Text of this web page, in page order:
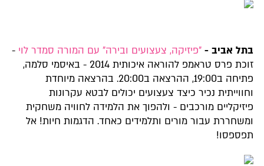
בתל אביב - "פיזיקה, צעצועים ובירה" עם המורה סמדר לוי -
זוכת פרס טראמפ להוראה איכותית 2014 - באיסמי סלמה,
פתיחה ב19:00, ההרצאה ב20:00. בהרצאה מיוחדת
וחווייתית נכיר כיצד צעצועים יכולים לבטא עקרונות
פיזיקליים מורכבים - ולהפוך את הלמידה לחוויה משחקית
ומשחררת עבור מורים ותלמידים כאחד. הדגמות חיות! אל
תפספסו!